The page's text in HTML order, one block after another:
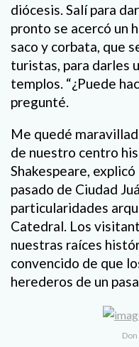
diócesis. Salí para
pronto se acercó un
saco y corbata, que
turistas, para darles
templos. “¿Puede
pregunté.
Me quedé
de nuestro centro
Shakespeare,
pasado de Ciudad
particularidades
Catedral. Los
nuestras raíces
convencido de que
herederos de un